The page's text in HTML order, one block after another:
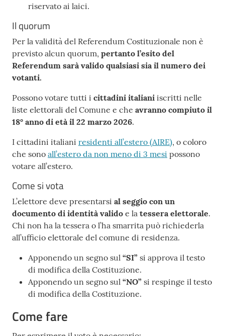
riservato ai laici.
Il quorum
Per la validità del Referendum Costituzionale non è
previsto alcun quorum, pertanto l’esito del
Referendum sarà valido qualsiasi sia il numero dei
votanti.
Possono votare tutti i cittadini italiani iscritti nelle
liste elettorali del Comune e che avranno compiuto il
18° anno di età il 22 marzo 2026.
I cittadini italiani residenti all’estero (AIRE), o coloro
che sono all’estero da non meno di 3 mesi possono
votare all’estero.
Come si vota
L’elettore deve presentarsi al seggio con un
documento di identità valido e la tessera elettorale.
Chi non ha la tessera o l’ha smarrita può richiederla
all’ufficio elettorale del comune di residenza.
Apponendo un segno sul “SI” si approva il testo
di modifica della Costituzione.
Apponendo un segno sul “NO” si respinge il testo
di modifica della Costituzione.
Come fare